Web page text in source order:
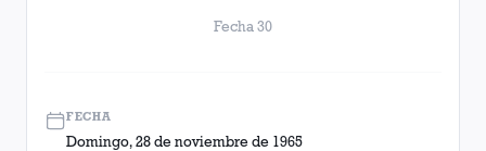
Fecha 30
FECHA
Domingo, 28 de noviembre de 1965